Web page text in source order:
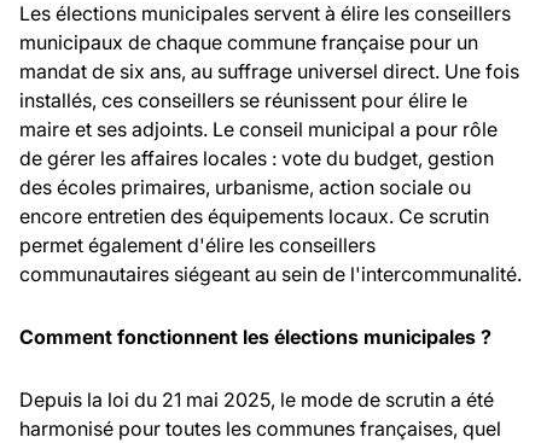
Les élections municipales servent à élire les conseillers
municipaux de chaque commune française pour un
mandat de six ans, au suffrage universel direct. Une fois
installés, ces conseillers se réunissent pour élire le
maire et ses adjoints. Le conseil municipal a pour rôle
de gérer les affaires locales : vote du budget, gestion
des écoles primaires, urbanisme, action sociale ou
encore entretien des équipements locaux. Ce scrutin
permet également d'élire les conseillers
communautaires siégeant au sein de l'intercommunalité.
Comment fonctionnent les élections municipales ?
Depuis la loi du 21 mai 2025, le mode de scrutin a été
harmonisé pour toutes les communes françaises, quel